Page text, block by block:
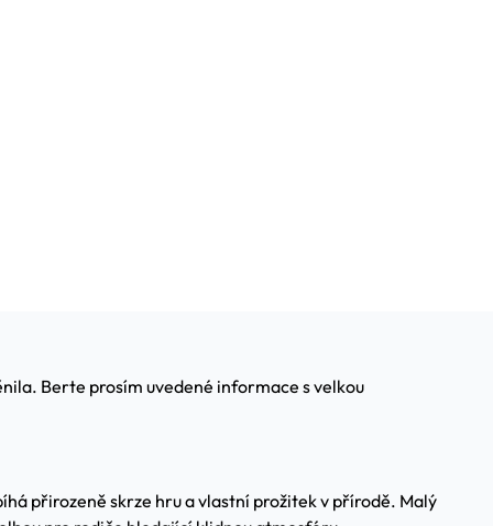
Berte prosím uvedené informace s velkou
přirozeně skrze hru a vlastní prožitek v přírodě. Malý